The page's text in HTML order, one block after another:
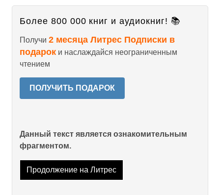
Более 800 000 книг и аудиокниг! 📚
Получи 2 месяца Литрес Подписки в
подарок и наслаждайся неограниченным
чтением
ПОЛУЧИТЬ ПОДАРОК
Данный текст является ознакомительным
фрагментом.
Продолжение на Литрес